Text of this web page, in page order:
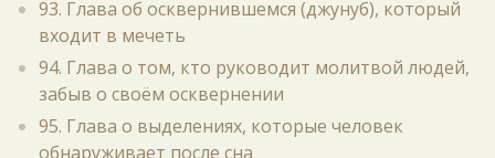
93. Глава об осквернившемся (джунуб), который
входит в мечеть
94. Глава о том, кто руководит молитвой людей,
забыв о своём осквернении
95. Глава о выделениях, которые человек
обнаруживает после сна